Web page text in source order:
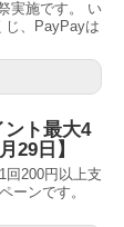
実施です。 い
じ、PayPayは
ント最大4
29日】
回200円以上支
ーンです。